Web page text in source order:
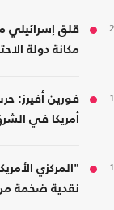
قلق إسرائيلي
مكانة دولة
فورين أفيرز:
أمريكا في
"المركزي
نقدية ضخمة من